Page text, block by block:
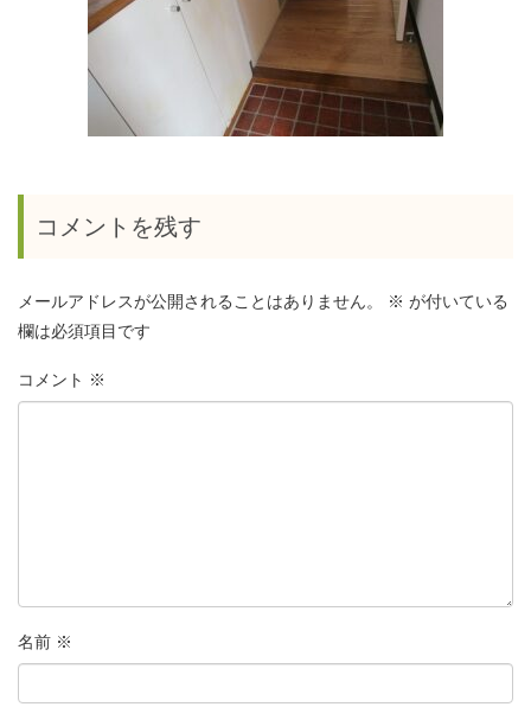
コメントを残す
メールアドレスが公開されることはありません。 ※ が付いている
欄は必須項目です
コメント ※
名前 ※